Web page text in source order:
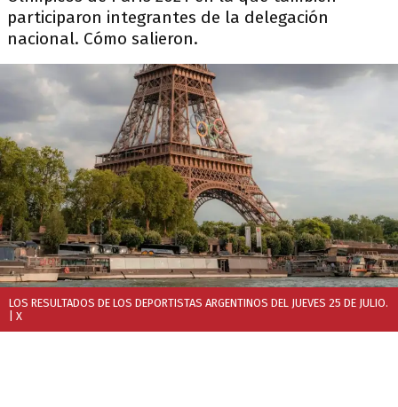
participaron integrantes de la delegación
nacional. Cómo salieron.
LOS RESULTADOS DE LOS DEPORTISTAS ARGENTINOS DEL JUEVES 25 DE JULIO.
| X